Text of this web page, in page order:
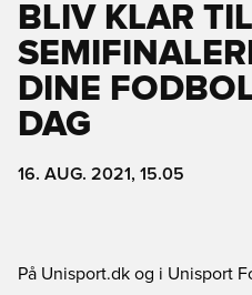
BLIV KLAR
DINE
DAG
16. AUG. 2021, 15.05
På Unisport.dk og i Unisport